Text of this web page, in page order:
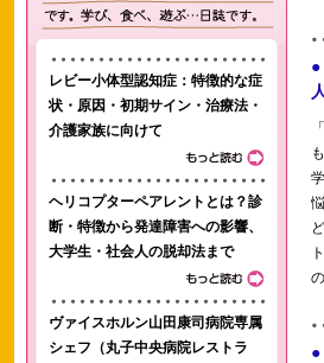
レビー小体型認知症：特徴的な症
状・原因・初期サイン・治療法・
介護家族に向けて
ヘリコプターペアレントとは？診
断・特徴から発達障害への影響、
大学生・社会人の脱却法まで
ヴァイスホルン山田康司病院専属
シェフ（丸子中央病院レストラ